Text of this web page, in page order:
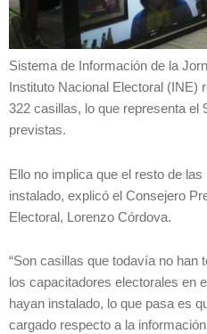
Sistema de Información de la
Instituto Nacional Electoral (INE)
322 casillas, lo que representa el
previstas.
Ello no implica que el resto de
instalado, explicó el Consejero
Electoral, Lorenzo Córdova.
“Son casillas que todavía no han
los capacitadores electorales en
hayan instalado, lo que pasa es
cargado respecto a la